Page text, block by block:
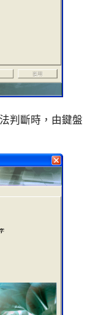
判斷時，由鍵盤